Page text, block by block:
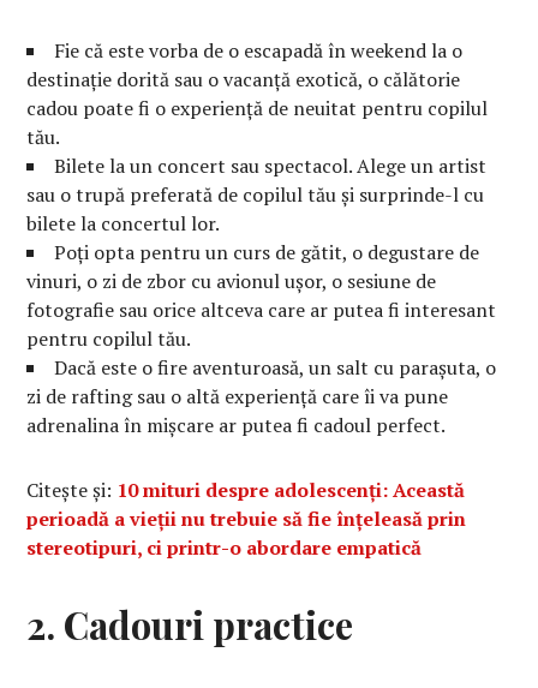
Fie că este vorba de o escapadă în weekend la o
destinație dorită sau o vacanță exotică, o călătorie
cadou poate fi o experiență de neuitat pentru copilul
tău.
Bilete la un concert sau spectacol. Alege un artist
sau o trupă preferată de copilul tău și surprinde-l cu
bilete la concertul lor.
Poți opta pentru un curs de gătit, o degustare de
vinuri, o zi de zbor cu avionul ușor, o sesiune de
fotografie sau orice altceva care ar putea fi interesant
pentru copilul tău.
Dacă este o fire aventuroasă, un salt cu parașuta, o
zi de rafting sau o altă experiență care îi va pune
adrenalina în mișcare ar putea fi cadoul perfect.
Citește și: 10 mituri despre adolescenți: Această
perioadă a vieții nu trebuie să fie înțeleasă prin
stereotipuri, ci printr-o abordare empatică
2. Cadouri practice